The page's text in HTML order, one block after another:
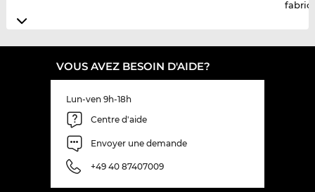
VOUS AVEZ BESOIN D'AIDE?
Lun-ven 9h-18h
Centre d'aide
Envoyer une demande
+49 40 87407009